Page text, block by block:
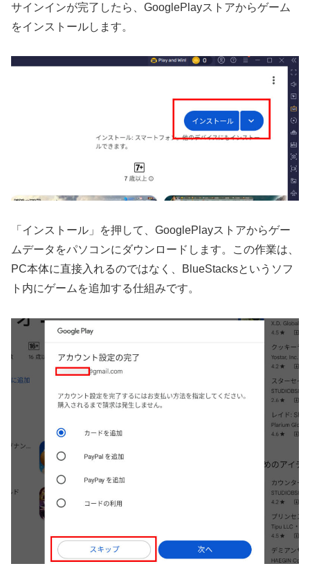
サインインが完了したら、GooglePlayストアからゲーム
をインストールします。
「インストール」を押して、GooglePlayストアからゲー
ムデータをパソコンにダウンロードします。この作業は、
PC本体に直接入れるのではなく、BlueStacksというソフ
ト内にゲームを追加する仕組みです。